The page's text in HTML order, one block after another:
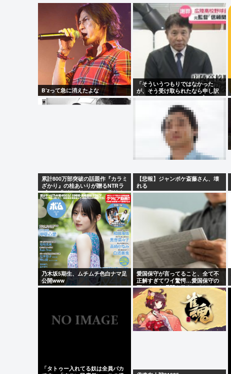
Powered by livedoor 相互RSS
B’zって急に消えたよな
「そういうつもりではなかった
が、そう受け取られたなら申し訳
ない」 なにコレ？ジャップ？？？
累計800万部突破の話題作『カラミ
ざかり』の桂あいりが贈るNTRラ
ブコメ「グラぱらっ！」、完結ま
でラスト2話！！
【悲報】ジャンポケ斎藤さん、壊
れる
乃木坂5期生、ムチムチ色白ナマ足
公開www
愛国保守が言ってること、全て不
正解すぎてワイ驚愕…愛国保守の
正しかった瞬間を教えてくれ…
「タトゥー入れてる奴は全員バカ